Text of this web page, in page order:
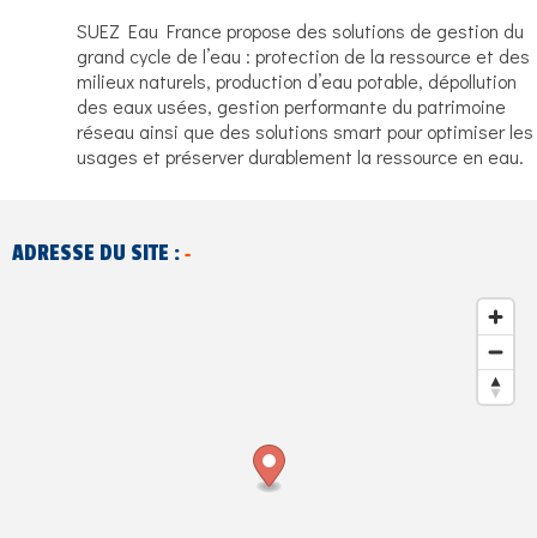
SUEZ Eau France propose des solutions de gestion du
grand cycle de l’eau : protection de la ressource et des
milieux naturels, production d’eau potable, dépollution
des eaux usées, gestion performante du patrimoine
réseau ainsi que des solutions smart pour optimiser les
usages et préserver durablement la ressource en eau.
ADRESSE DU SITE :-